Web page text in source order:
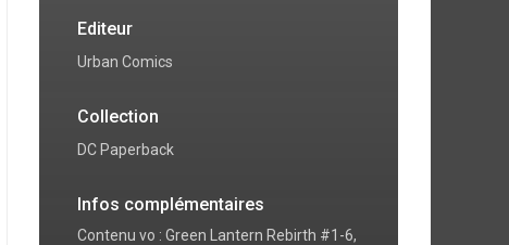
Editeur
Urban Comics
Collection
DC Paperback
Infos complémentaires
Contenu vo : Green Lantern Rebirth #1-6,